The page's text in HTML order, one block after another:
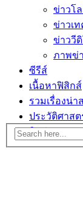
ข่าวโ
ข่าวเ
ข่าววี
ภาพข่า
ซีรีส์
เนื้อหาฟิสิกส์
รวมเรื่องน่า
ประวัติศาสต
ติดต่อ